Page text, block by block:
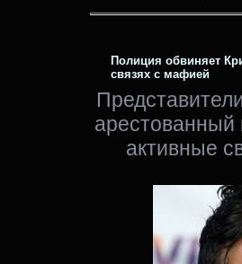
Полиция обвиняет
связях с мафией
арестованный
активные